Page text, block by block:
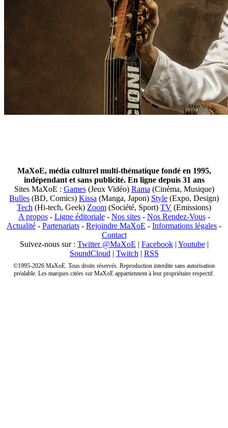
MaXoE, média culturel multi-thématique fondé en 1995,
indépendant et sans publicité. En ligne depuis 31 ans
Sites MaXoE : Games(Jeux Vidéo) Rama (Cinéma, Musique)
Bulles (BD, Comics) Kissa (Manga, Japon) Style (Expo, Design)
Tech (Hi-tech, Geek) Zoom (Société, Sport) TV (Emissions)
A propos- Ligne éditoriale- Nos sites- Nos Rendez-Vous-
Actualité - Partenariats - Rejoindre MaXoE - Informations légales -
Contact
Suivez-nous sur : Twitter @MaXoE | Facebook| Youtube|
SoundCloud | Twitch | RSS
©1995-2026 MaXoE. Tous droits réservés. Reproduction interdite sans autorisation
préalable. Les marques citées sur MaXoE appartiennent à leur propriétaire respectif.